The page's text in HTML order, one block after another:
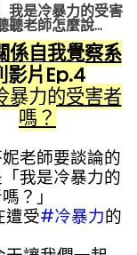
我是冷暴力的受害
聽老師怎麼說...
係自我覺察系
影片Ep.4
暴力的受害者
嗎？
老師要談論的
我是冷暴力的
？」
遭受#冷暴力的